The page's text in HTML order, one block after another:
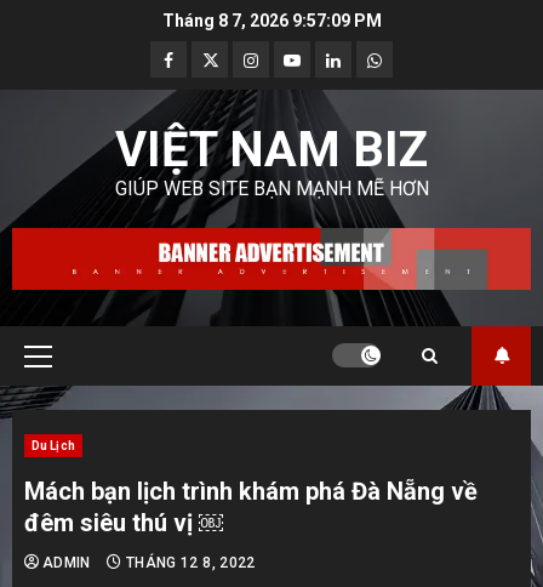
Tháng 8 7, 2026 9:57:11 PM
Facebook
TwitterInstagram
YoutubeLinkedinWhatsapp
VIỆT NAM BIZ
GIÚP WEB SITE BẠN MẠNH MẼ HƠN
Primary
Menu
Du Lịch
Mách bạn lịch trình khám phá Đà Nẵng về
đêm siêu thú vị ￼
ADMIN THÁNG 12 8, 2022